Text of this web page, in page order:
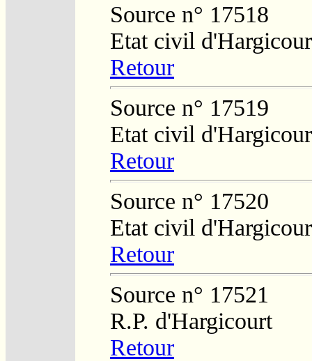
Source n° 17518
Etat civil
Retour
Source n° 17519
Etat civil
Retour
Source n° 17520
Etat civil
Retour
Source n° 17521
R.P. d'Hargicourt
Retour